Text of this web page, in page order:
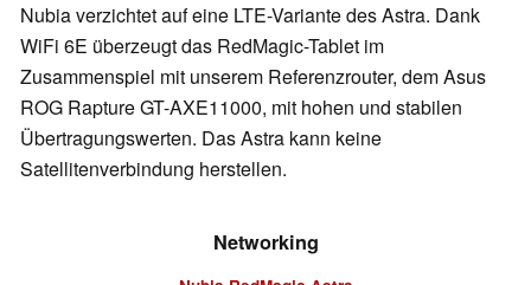
Nubia verzichtet auf eine LTE-Variante des Astra. Dank
WiFi 6E überzeugt das RedMagic-Tablet im
Zusammenspiel mit unserem Referenzrouter, dem Asus
ROG Rapture GT-AXE11000, mit hohen und stabilen
Übertragungswerten. Das Astra kann keine
Satellitenverbindung herstellen.
Networking